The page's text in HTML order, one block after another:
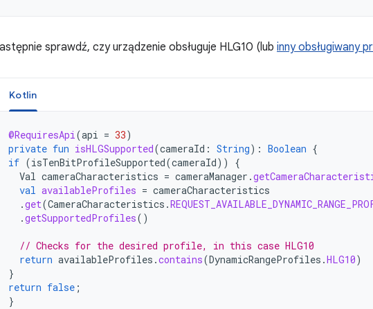
sprawdź, czy urządzenie obsługuje HLG10 (lub inny obsługiwany
Kotlin
@RequiresApi(api = 33)
private fun isHLGSupported(cameraId : String): Boolean {
if (isTenBitProfileSupported(cameraId))
{
Val cameraCharacteristics = cameraManager .
val availableProfiles = cameraCharacteristics
.get(CameraCharacteristics .
.getSupportedProfiles()
// Checks for the desired profile, in this case HLG10
return availableProfiles .contains(DynamicRangeProfiles .HLG10)
}
return false ;
}